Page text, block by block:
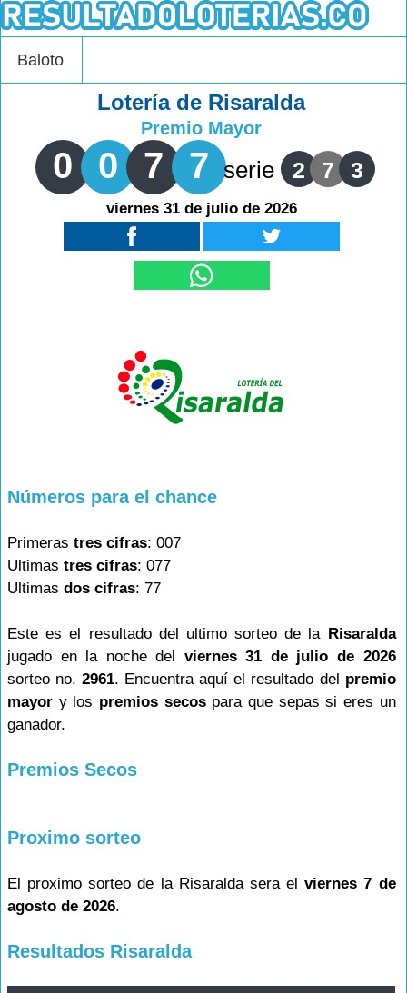
Baloto
Lotería de Risaralda
Premio Mayor
0 0 7 7 serie 2 7 3
viernes 31 de julio de 2026
Números para el chance
Primeras tres cifras: 007
Ultimas tres cifras: 077
Ultimas dos cifras: 77
Este es el resultado del ultimo sorteo de la Risaralda
jugado en la noche del viernes 31 de julio de 2026
sorteo no.2961. Encuentra aquí el resultado del premio
mayor y los premios secospara que sepas si eres un
ganador.
Premios Secos
Proximo sorteo
El proximo sorteo de la Risaralda sera elviernes 7 de
agosto de 2026.
Resultados Risaralda